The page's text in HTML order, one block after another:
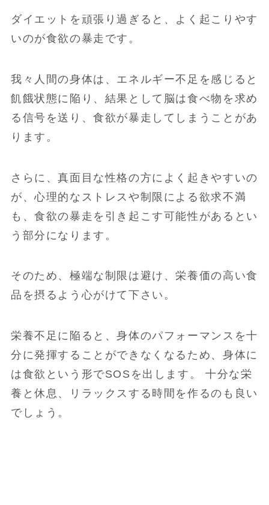
ダイエットを頑張り過ぎると、よく起こりやす
いのが食欲の暴走です。
我々人間の身体は、エネルギー不足を感じると
飢餓状態に陥り、結果として脳は食べ物を求め
る信号を送り、食欲が暴走してしまうことがあ
ります。
さらに、真面目な性格の方によく起きやすいの
が、心理的なストレスや制限による欲求不満
も、食欲の暴走を引き起こす可能性があるとい
う部分になります。
そのため、極端な制限は避け、栄養価の高い食
品を摂るよう心がけて下さい。
栄養不足に陥ると、身体のパフォーマンスを十
分に発揮することができなくなるため、身体に
は食欲という形でSOSを出します。 十分な栄
養と休息、リラックスする時間を作るのも良い
でしょう。